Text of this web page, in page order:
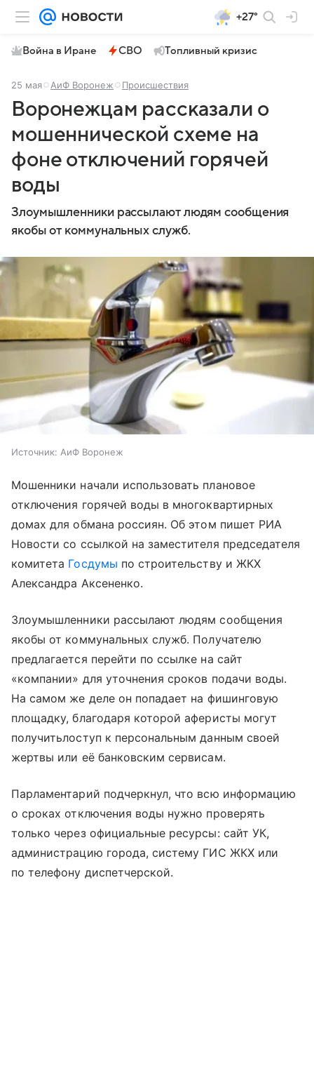
+27°
Война в Иране СВО Топливный кризис
25 мая АиФ Воронеж Происшествия
Воронежцам рассказали о
мошеннической схеме на
фоне отключений горячей
воды
Злоумышленники рассылают людям сообщения
якобы от коммунальных служб.
Источник: АиФ Воронеж
Мошенники начали использовать плановое
отключения горячей воды в многоквартирных
домах для обмана россиян. Об этом пишет РИА
Новости со ссылкой на заместителя председателя
комитета Госдумы по строительству и ЖКХ
Александра Аксененко.
Злоумышленники рассылают людям сообщения
якобы от коммунальных служб. Получателю
предлагается перейти по ссылке на сайт
«компании» для уточнения сроков подачи воды.
На самом же деле он попадает на фишинговую
площадку, благодаря которой аферисты могут
получитьлоступ к персональным данным своей
жертвы или её банковским сервисам.
Парламентарий подчеркнул, что всю информацию
о сроках отключения воды нужно проверять
только через официальные ресурсы: сайт УК,
администрацию города, систему ГИС ЖКХ или
по телефону диспетчерской.